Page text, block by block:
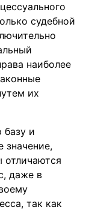
судебной
наиболее
их
и
значение,
отличаются
даже в
так как